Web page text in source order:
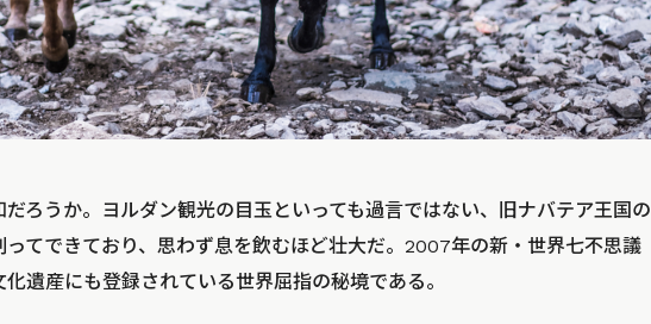
ろうか。ヨルダン観光の目玉といっても過言ではない、旧ナバテア王国の
てできており、思わず息を飲むほど壮大だ。2007年の新・世界七不思議
遺産にも登録されている世界屈指の秘境である。